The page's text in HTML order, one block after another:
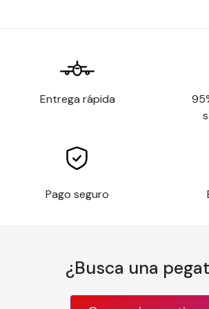
Instalación fácil y sin pegamento:
No contiene PVC, por lo que es
Acabado mate, ultra suave y
Resistente al agua y al moho.
Elija la opción de kit de instalación
1 esponja
1 espátula
Entrega rápida
Pago seguro
¿Busca una